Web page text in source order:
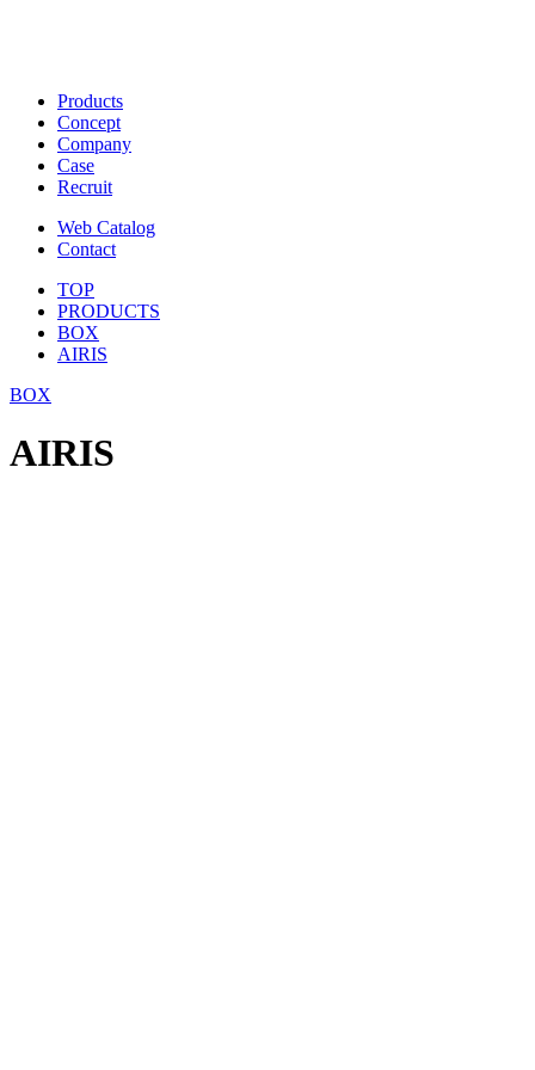
Products
Concept
Company
Case
Recruit
Web Catalog
Contact
TOP
PRODUCTS
BOX
AIRIS
BOX
AIRIS